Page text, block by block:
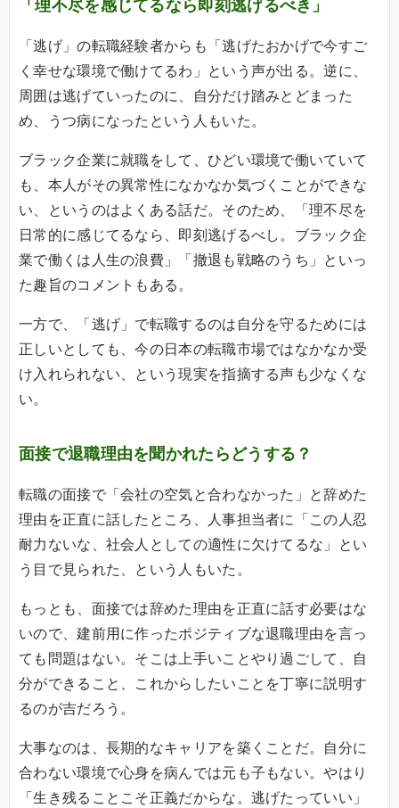
「逃げ」の転職経験者からも「逃げたおかげで今すご
く幸せな環境で働けてるわ」という声が出る。逆に、
周囲は逃げていったのに、自分だけ踏みとどまった
め、うつ病になったという人もいた。
ブラック企業に就職をして、ひどい環境で働いていて
も、本人がその異常性になかなか気づくことができな
い、というのはよくある話だ。そのため、「理不尽を
日常的に感じてるなら、即刻逃げるべし。ブラック企
業で働くは人生の浪費」「撤退も戦略のうち」といっ
た趣旨のコメントもある。
一方で、「逃げ」で転職するのは自分を守るためには
正しいとしても、今の日本の転職市場ではなかなか受
け入れられない、という現実を指摘する声も少なくな
い。
面接で退職理由を聞かれたらどうする？
転職の面接で「会社の空気と合わなかった」と辞めた
理由を正直に話したところ、人事担当者に「この人忍
耐力ないな、社会人としての適性に欠けてるな」とい
う目で見られた、という人もいた。
もっとも、面接では辞めた理由を正直に話す必要はな
いので、建前用に作ったポジティブな退職理由を言っ
ても問題はない。そこは上手いことやり過ごして、自
分ができること、これからしたいことを丁寧に説明す
るのが吉だろう。
大事なのは、長期的なキャリアを築くことだ。自分に
合わない環境で心身を病んでは元も子もない。やはり
「生き残ることこそ正義だからな。逃げたっていい」